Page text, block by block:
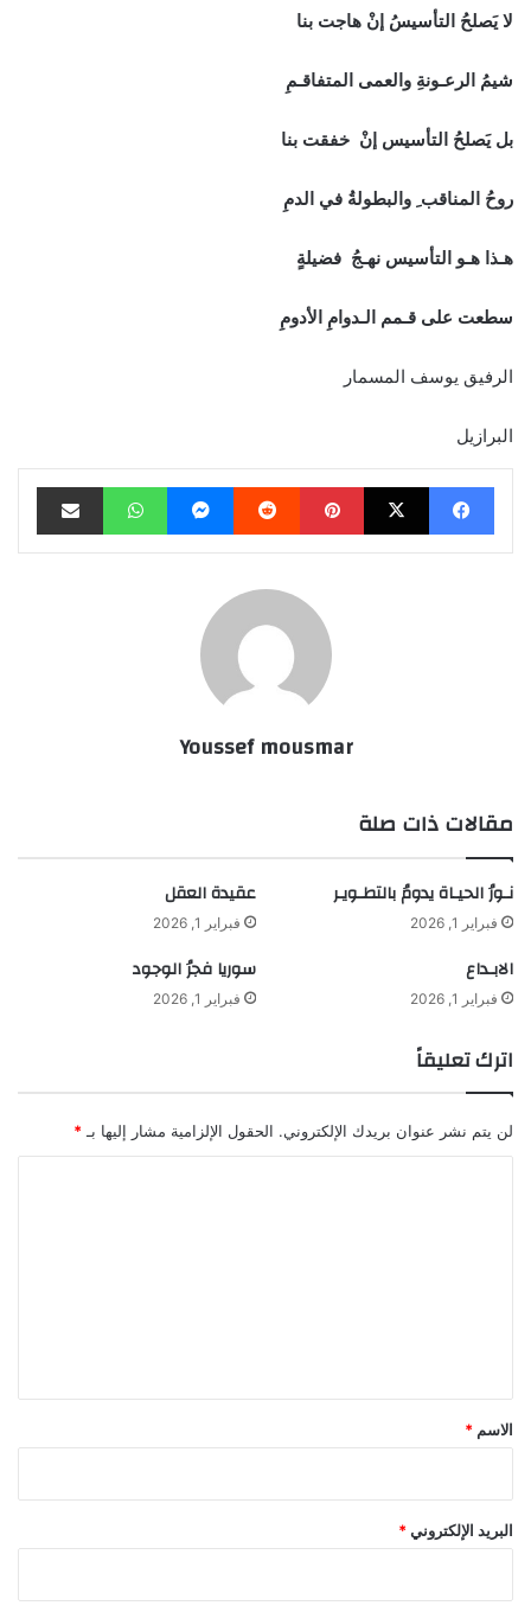
لا يَصلحُ التأسيسُ إنْ هاجت بنا
شيمُ الرعـونةِ والعمى المتفاقـمِ
بل يَصلحُ التأسيس إنْ خفقت بنا
روحُ المناقب ِ والبطولةُ في الدمِ
هـذا هـو التأسيس نهـجُ فضيلةٍ
سطعت على قـمم الـدوامِ الأدومِ
الرفيق يوسف المسمار
البرازيل
فيسبوك ‫X بينتيريست ماسنجر واتساب مشاركة عبر البريد
Youssef mousmar
مقالات ذات صلة
نـورُ الحيـاة يدومُ بالتطـويـر
فبراير 1, 2026
عقيدة العقل
فبراير 1, 2026
الابـداع
فبراير 1, 2026
سوريا فجرُ الوجود
فبراير 1, 2026
اترك تعليقاً
لن يتم نشر عنوان بريدك الإلكتروني. الحقول الإلزامية مشار إليها بـ *
*
الاسم *
البريد الإلكتروني *